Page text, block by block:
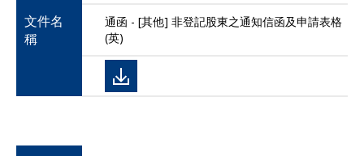
文件名
稱
通函 - [其他] 非登記股東之通知信函及申請表格
(英)